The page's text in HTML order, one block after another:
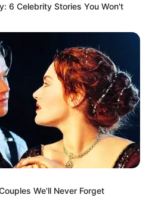
6 Celebrity Stories You Won't
We'll Never Forget